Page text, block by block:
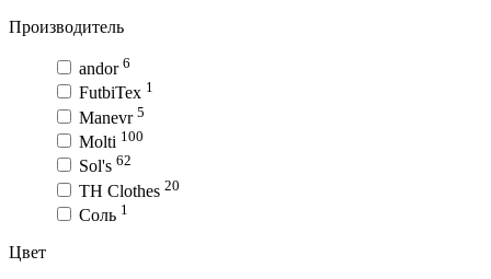
Производитель
andor 6
FutbiTex 1
Manevr 5
Molti 100
Sol's 62
TH Clothes 20
Соль 1
Цвет